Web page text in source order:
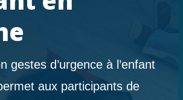
gestes d’urgence à l’enfant
aux participants de